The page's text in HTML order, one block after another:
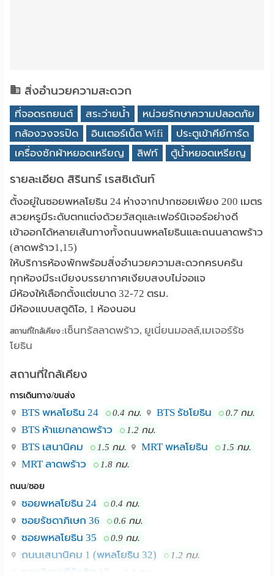
สิ่งอำนวยความสะดวก
ที่จอดรถยนต์ สระว่ายน้ำ
หน่วยรักษาความปลอดภัย
กล้องวงจรปิด
อินเตอร์เน็ต Wifi
ประตูเข้าคีย์การ์ด
เครื่องซักผ้าหยอดเหรียญ
ลิฟท์ ตู้น้ำหยอดเหรียญ
รายละเอียด สิรินทร์ เรสซิเด้นท์
ตั้งอยู่ในซอยพหลโยธิน 24 ห่างจากปากซอยเพียง 200 เมตร
สวยหรูมีระดับตกแต่งด้วยวัสดุและเฟอร์นิเจอร์อย่างดี
เข้าออกได้หลายเส้นทางทั้งถนนพหลโยธินและถนนลาดพร้าว
(ลาดพร้าว1,15)
ให้บริการห้องพักพร้อมสิ่งอำนวยความสะดวกครบครัน
ทุกห้องมีระเบียงบรรยากาศเงียบสงบไม่จอแจ
มีห้องให้เลือกตั้งแต่ขนาด 32-72 ตรม.
มีห้องแบบสตูดิโอ, 1 ห้องนอน
สถานที่ใกล้เคียง :เซ็นทรัลลาดพร้าว, ยูเนี่ยนมอลล์,เมเจอร์รัช
โยธิน
สถานที่ใกล้เคียง
การเดินทาง/ขนส่ง
BTS พหลโยธิน 24 0.4 กม. BTS รัชโยธิน 0.7 กม.
BTS ห้าแยกลาดพร้าว 1.2 กม.
BTS เสนานิคม 1.5 กม. MRT พหลโยธิน 1.5 กม.
MRT ลาดพร้าว 1.8 กม.
ถนน/ซอย
ซอยพหลโยธิน 24 0.4 กม.
ซอยรัชดาภิเษก 36 0.6 กม.
ซอยพหลโยธิน 35 0.9 กม.
ถนนเสนานิคม 1 (พหลโยธิน 32) 1.2 กม.
ซอยวิภาวดีรังสิต 17